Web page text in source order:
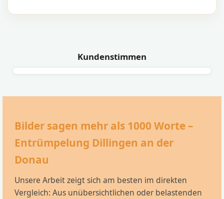
Kundenstimmen
Bilder sagen mehr als 1000 Worte –
Entrümpelung Dillingen an der
Donau
Unsere Arbeit zeigt sich am besten im direkten
Vergleich: Aus unübersichtlichen oder belastenden